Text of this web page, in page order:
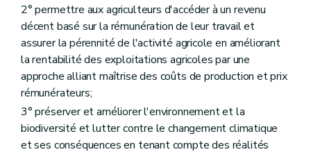
Art. D63
Titre III Dispositions relatives à la participation des acteurs, au suivi et à la coordination des politiques agricoles
Chapitre I
Pôle « Ruralité » , section « Agriculture, Agroalimentaire et Alimentation »
Art. D64
Art. D65
Art. D66
Art. D67
Chapitre II
Participation des agriculteurs
Section 1re
Associations agricoles wallonnes
Art. D68
Art. D69
2° permettre aux agriculteurs d'accéder à un revenu
décent basé sur la rémunération de leur travail et
assurer la pérennité de l'activité agricole en améliorant
la rentabilité des exploitations agricoles par une
approche alliant maîtrise des coûts de production et prix
rémunérateurs;
3° préserver et améliorer l'environnement et la
biodiversité et lutter contre le changement climatique
et ses conséquences en tenant compte des réalités